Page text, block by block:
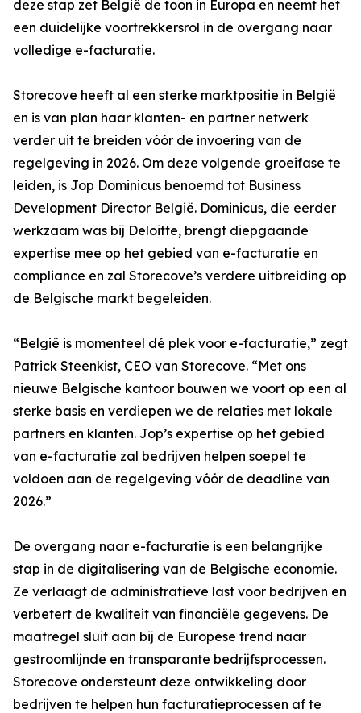
deze stap zet België de toon in Europa en neemt het
een duidelijke voortrekkersrol in de overgang naar
volledige e-facturatie.
Storecove heeft al een sterke marktpositie in België
en is van plan haar klanten- en partner netwerk
verder uit te breiden vóór de invoering van de
regelgeving in 2026. Om deze volgende groeifase te
leiden, is Jop Dominicus benoemd tot Business
Development Director België. Dominicus, die eerder
werkzaam was bij Deloitte, brengt diepgaande
expertise mee op het gebied van e-facturatie en
compliance en zal Storecove’s verdere uitbreiding op
de Belgische markt begeleiden.
“België is momenteel dé plek voor e-facturatie,” zegt
Patrick Steenkist, CEO van Storecove. “Met ons
nieuwe Belgische kantoor bouwen we voort op een al
sterke basis en verdiepen we de relaties met lokale
partners en klanten. Jop’s expertise op het gebied
van e-facturatie zal bedrijven helpen soepel te
voldoen aan de regelgeving vóór de deadline van
2026.”
De overgang naar e-facturatie is een belangrijke
stap in de digitalisering van de Belgische economie.
Ze verlaagt de administratieve last voor bedrijven en
verbetert de kwaliteit van financiële gegevens. De
maatregel sluit aan bij de Europese trend naar
gestroomlijnde en transparante bedrijfsprocessen.
Storecove ondersteunt deze ontwikkeling door
bedrijven te helpen hun facturatieprocessen af te